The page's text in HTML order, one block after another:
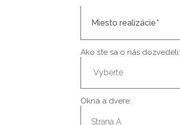
Ako ste sa o nás dozvedeli:
Okná a dvere: